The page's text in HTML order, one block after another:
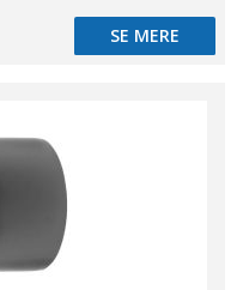
SE MERE
SE MERE